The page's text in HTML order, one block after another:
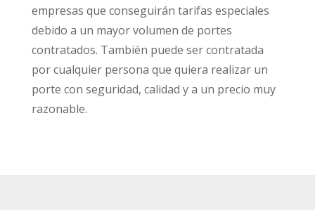
empresas que conseguirán tarifas especiales
debido a un mayor volumen de portes
contratados. También puede ser contratada
por cualquier persona que quiera realizar un
porte con seguridad, calidad y a un precio muy
razonable.